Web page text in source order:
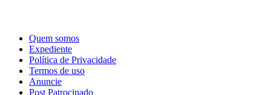
Quem somos
Expediente
Política de Privacidade
Termos de uso
Anuncie
Post Patrocinado